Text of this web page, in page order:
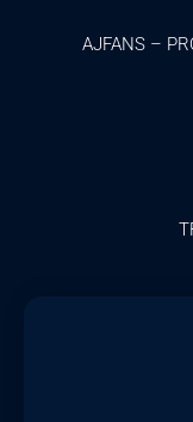
AJFANS –